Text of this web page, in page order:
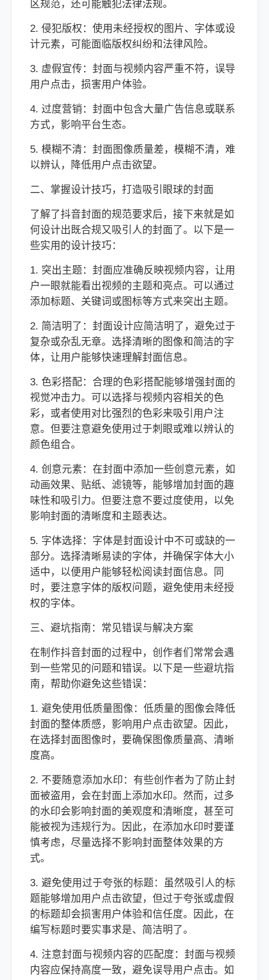
区规范，还可能触犯法律法规。
2. 侵犯版权：使用未经授权的图片、字体或设
计元素，可能面临版权纠纷和法律风险。
3. 虚假宣传：封面与视频内容严重不符，误导
用户点击，损害用户体验。
4. 过度营销：封面中包含大量广告信息或联系
方式，影响平台生态。
5. 模糊不清：封面图像质量差，模糊不清，难
以辨认，降低用户点击欲望。
二、掌握设计技巧，打造吸引眼球的封面
了解了抖音封面的规范要求后，接下来就是如
何设计出既合规又吸引人的封面了。以下是一
些实用的设计技巧：
1. 突出主题：封面应准确反映视频内容，让用
户一眼就能看出视频的主题和亮点。可以通过
添加标题、关键词或图标等方式来突出主题。
2. 简洁明了：封面设计应简洁明了，避免过于
复杂或杂乱无章。选择清晰的图像和简洁的字
体，让用户能够快速理解封面信息。
3. 色彩搭配：合理的色彩搭配能够增强封面的
视觉冲击力。可以选择与视频内容相关的色
彩，或者使用对比强烈的色彩来吸引用户注
意。但要注意避免使用过于刺眼或难以辨认的
颜色组合。
4. 创意元素：在封面中添加一些创意元素，如
动画效果、贴纸、滤镜等，能够增加封面的趣
味性和吸引力。但要注意不要过度使用，以免
影响封面的清晰度和主题表达。
5. 字体选择：字体是封面设计中不可或缺的一
部分。选择清晰易读的字体，并确保字体大小
适中，以便用户能够轻松阅读封面信息。同
时，要注意字体的版权问题，避免使用未经授
权的字体。
三、避坑指南：常见错误与解决方案
在制作抖音封面的过程中，创作者们常常会遇
到一些常见的问题和错误。以下是一些避坑指
南，帮助你避免这些错误：
1. 避免使用低质量图像：低质量的图像会降低
封面的整体质感，影响用户点击欲望。因此，
在选择封面图像时，要确保图像质量高、清晰
度高。
2. 不要随意添加水印：有些创作者为了防止封
面被盗用，会在封面上添加水印。然而，过多
的水印会影响封面的美观度和清晰度，甚至可
能被视为违规行为。因此，在添加水印时要谨
慎考虑，尽量选择不影响封面整体效果的方
式。
3. 避免使用过于夸张的标题：虽然吸引人的标
题能够增加用户点击欲望，但过于夸张或虚假
的标题却会损害用户体验和信任度。因此，在
编写标题时要实事求是、简洁明了。
4. 注意封面与视频内容的匹配度：封面与视频
内容应保持高度一致，避免误导用户点击。如